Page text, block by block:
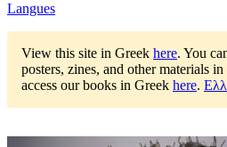
Langues
View this site in Greek here. You
posters, zines, and other materials
access our books in Greek here.